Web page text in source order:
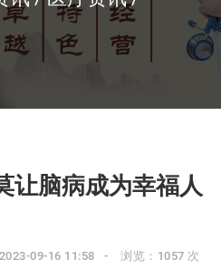
让脑病成为幸福人
09-16 11:58 浏览：1057 次